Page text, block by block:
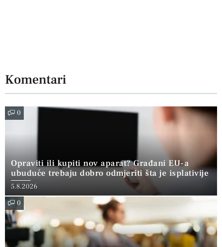
Komentari
0
Opraviti ili kupiti nov aparat? Građani EU-a
ubuduće trebaju dobro odmjeriti šta je isplativije
5.8.2026
0